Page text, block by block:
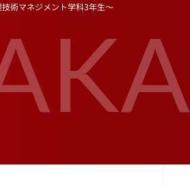
術マネジメント学科3年生〜